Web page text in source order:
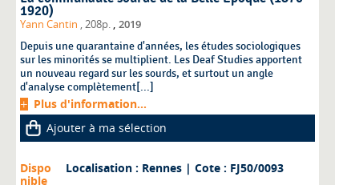
1920)
Yann Cantin , 208p. 2019
Depuis une quarantaine d'années, les études sociologiques
sur les minorités se multiplient. Les Deaf Studies apportent
un nouveau regard sur les sourds, et surtout un angle
d'analyse complètement[...]
Plus d'information...
Ajouter à ma sélection
Dispo
nible
Localisation : Rennes | Cote : FJ50/0093